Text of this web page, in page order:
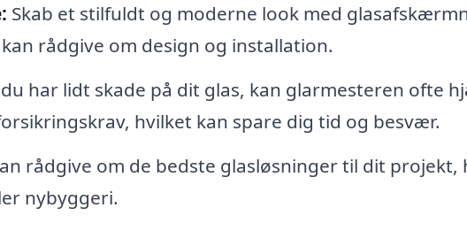
Skab et stilfuldt og moderne look med
rådgive om design og installation.
du har lidt skade på dit glas, kan glarmesteren ofte
hvilket kan spare dig tid og besvær.
rådgive om de bedste glasløsninger til dit projekt,
nybyggeri.